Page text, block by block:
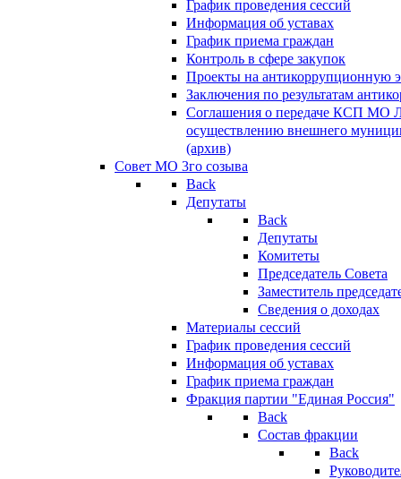
График проведения сессий
Информация об уставах
График приема граждан
Контроль в сфере закупок
Проекты на антикоррупционную
Заключения по результатам
Соглашения о передаче КСП МО
осуществлению внешнего
(архив)
Совет МО 3го созыва
Back
Депутаты
Back
Депутаты
Комитеты
Председатель Совета
Заместитель
Сведения о доходах
Материалы сессий
График проведения сессий
Информация об уставах
График приема граждан
Фракция партии "Единая Россия"
Back
Состав фракции
Back